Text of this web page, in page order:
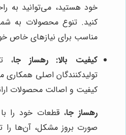
خود هستید، می‌توانید به
کنید. تنوع محصولات به
مناسب برای نیازهای خاص
کیفیت بالا:
رهساز جا،
تولیدکنندگان اصلی همکاری
کیفیت و اصالت محصولات
رهساز جا، قطعات خود را
صورت بروز مشکل، آن‌ها را